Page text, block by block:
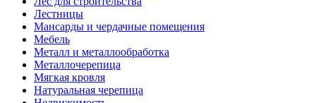
Лестницы
Мансарды и чердачные помещения
Мебель
Металл и металлообработка
Металлочерепица
Мягкая кровля
Натуральная черепица